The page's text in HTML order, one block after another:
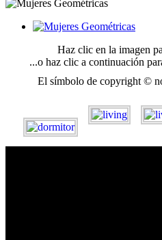
Haz clic en la imagen
...o haz clic a continuación
El símbolo de copyright ©